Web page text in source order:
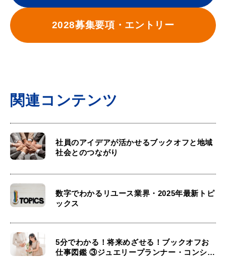
2028募集要項・エントリー
関連コンテンツ
社員のアイデアが活かせるブックオフと地域
社会とのつながり
数字でわかるリユース業界・2025年最新トピ
ックス
5分でわかる！将来めざせる！ブックオフお
仕事図鑑 ③ジュエリープランナー・コンシェ